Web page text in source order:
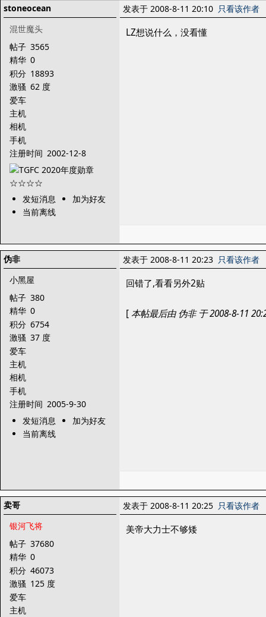
stoneocean
混世魔头
帖子 3565
精华 0
积分 18893
激骚 62 度
爱车
主机
相机
手机
注册时间 2002-12-8
发短消息
加为好友
当前离线
发表于 2008-8-11 20:10 只看该作者
LZ想说什么，没看懂
伪非
小黑屋
帖子 380
精华 0
积分 6754
激骚 37 度
爱车
主机
相机
手机
注册时间 2005-9-30
发短消息
加为好友
当前离线
发表于 2008-8-11 20:23 只看该作者
回错了,看看另外2贴
[本帖最后由 伪非 于 2008-8-11
卖哥
银河飞将
帖子 37680
精华 0
积分 46073
激骚 125 度
爱车
主机
发表于 2008-8-11 20:25 只看该作者
美帝大力士不够矮